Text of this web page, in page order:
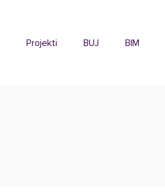
Projekti BUJ BIM